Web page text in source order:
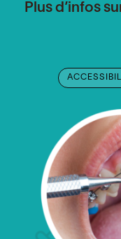
Plus d’infos